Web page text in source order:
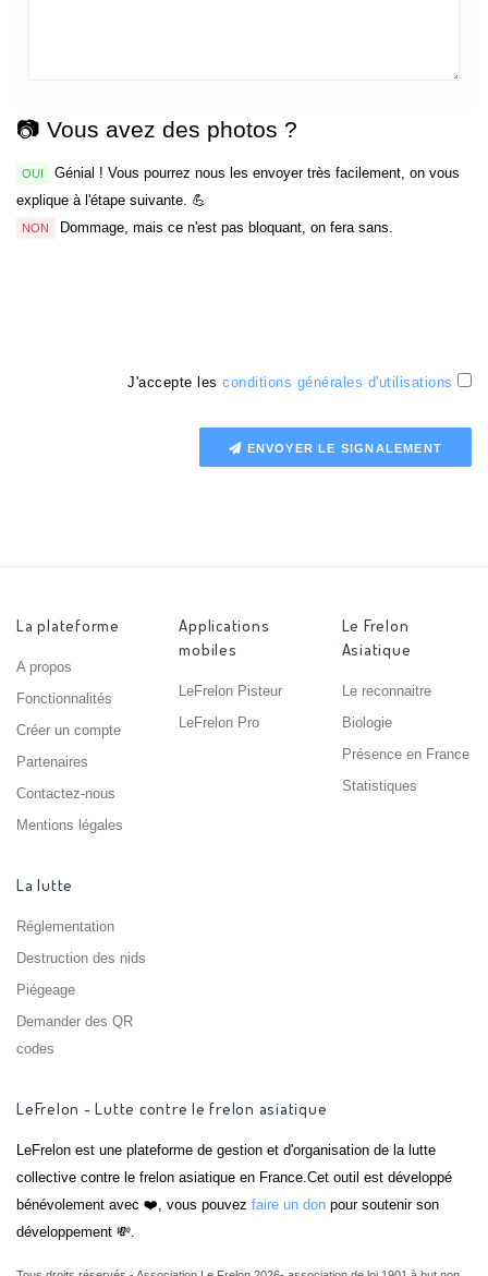
📷 Vous avez des photos ?
OUI
Génial ! Vous pourrez nous les envoyer très facilement, on vous
explique à l'étape suivante. 💪
NON Dommage, mais ce n'est pas bloquant, on fera sans.
J'accepte les conditions générales d'utilisations
ENVOYER LE SIGNALEMENT
La plateforme
A propos
Fonctionnalités
Créer un compte
Partenaires
Contactez-nous
Mentions légales
Applications
mobiles
LeFrelon Pisteur
LeFrelon Pro
Le Frelon
Asiatique
Le reconnaitre
Biologie
Présence en France
Statistiques
La lutte
Réglementation
Destruction des nids
Piégeage
Demander des QR
codes
LeFrelon - Lutte contre le frelon asiatique
LeFrelon est une plateforme de gestion et d'organisation de la lutte
collective contre le frelon asiatique en France.Cet outil est développé
bénévolement avec ❤️, vous pouvez faire un don pour soutenir son
développement 💸.